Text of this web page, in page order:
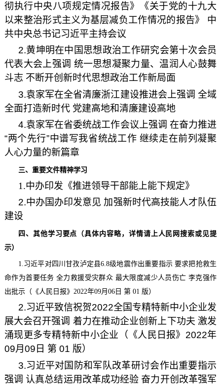
彻执行中央八项规定情况报告》《关于党的十九大
以来整治形式主义为基层减负工作情况的报告》 中
共中央总书记习近平主持会议
2.黄坤明在中国思想政治工作研究会第十次会员
代表大会上强调 统一思想凝聚力量、温润人心鼓舞
斗志 不断开创新时代思想政治工作新局面
3.袁家军在全省清廉浙江建设推进会上强调 全域
全面打造新时代 党建高地和清廉建设高地
4.袁家军在省委统战工作会议上强调 在奋力推进
“两个先行”中谱写我省统战工作 继续走在前列凝聚
人心力量的新篇章
三、 重要文件精神学习
1 .中办印发《推进领导干部能上能下规定》
2.中办国办印发意见 加强新时代高技能人才队伍
建设
四 、其他学习要点 （具体内容 略，详情请上人民网搜索或见提
示）
1.习近平对四川甘孜泸定县6.8级地震作出重要指示 要求把抢救生
命作为首要任务 全力救援受灾群众 最大限度减少人员伤亡 李克强作
出批示（《人民日报》2022年09月06日 第 01 版）
2.习近平致信祝贺2022全国专精特新中小企业发
展大会召开强调 着力在推动企业创新上下功夫 激发
涌现更多专精特新中小企业（《人民日报》2022年
09月09日 第 01 版）
3.习近平对国防和军队改革研讨会作出重要指示
强调 认真总结运用改革成功经验 奋力开创改革强军